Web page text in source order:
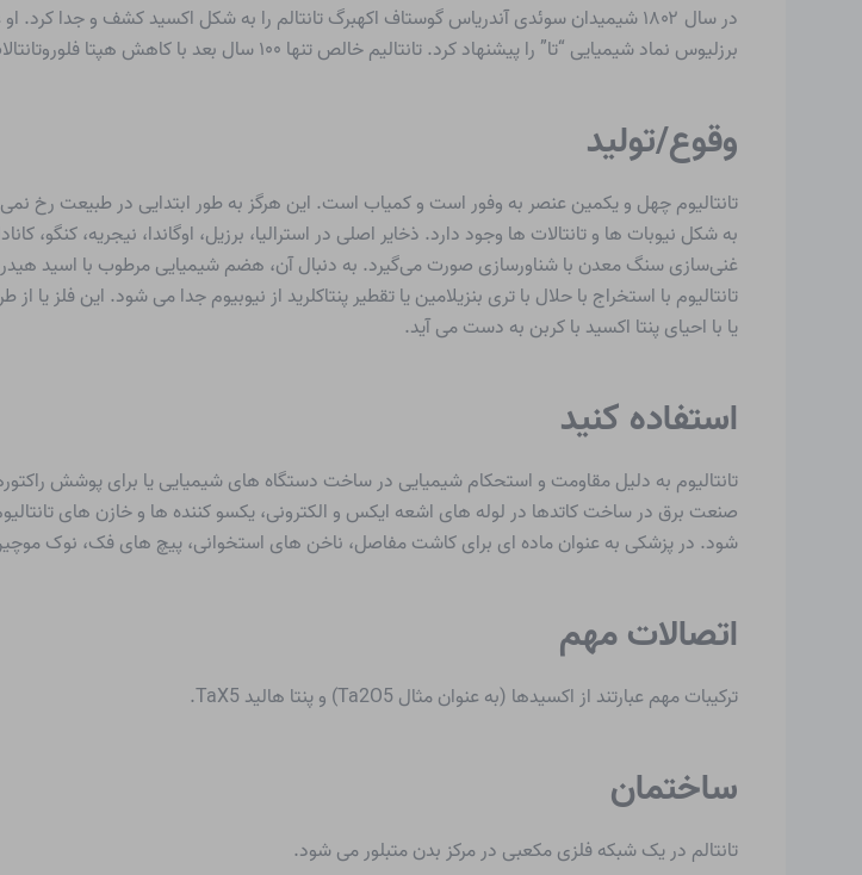
برزلیوس نماد شیمیایی “تا” را پیشنهاد کرد. تانتالیم خالص تنها ۱۰۰ سال بعد با کاهش هپتا فلوروتانتالات پتاسیم با سدیم تولید شد.
وقوع/تولید
تانتالیوم چهل و یکمین عنصر به وفور است و کمیاب است. این هرگز به طور ابتدایی در طبیعت رخ
به شکل نیوبات ها و تانتالات ها وجود دارد. ذخایر اصلی در استرالیا، برزیل، اوگاندا، نیجریه،
غنی‌سازی سنگ معدن با شناورسازی صورت می‌گیرد. به دنبال آن، هضم شیمیایی مرطوب با اسید
تانتالیوم با استخراج با حلال با تری بنزیلامین یا تقطیر پنتاکلرید از نیوبیوم جدا می شود. این فلز
یا با احیای پنتا اکسید با کربن به دست می آید.
استفاده کنید
تانتالیوم به دلیل مقاومت و استحکام شیمیایی در ساخت دستگاه های شیمیایی یا برای پوشش
صنعت برق در ساخت کاتدها در لوله های اشعه ایکس و الکترونی، یکسو کننده ها و خازن های
شود. در پزشکی به عنوان ماده ای برای کاشت مفاصل، ناخن های استخوانی، پیچ های فک، نوک
اتصالات مهم
ترکیبات مهم عبارتند از اکسیدها (به عنوان مثال Ta2O5) و پنتا هالید TaX5.
ساختمان
تانتالم در یک شبکه فلزی مکعبی در مرکز بدن متبلور می شود.